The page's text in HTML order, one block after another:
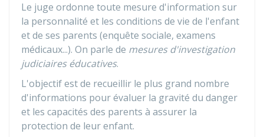
Le juge ordonne toute mesure d'information sur
la personnalité et les conditions de vie de l'enfant
et de ses parents (enquête sociale, examens
médicaux...). On parle de mesures d'investigation
judiciaires éducatives.
L'objectif est de recueillir le plus grand nombre
d'informations pour évaluer la gravité du danger
et les capacités des parents à assurer la
protection de leur enfant.